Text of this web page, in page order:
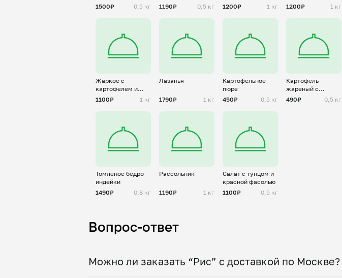
1500₽
0,5 кг
1190₽
0,5 кг 1200₽ 1 кг 1200₽ 1 кг
Жаркое с
картофелем и
курицей
1100₽ 1 кг
Лазанья
1790₽ 1 кг
Картофельное
пюре
450₽
0,5 кг
Картофель
жареный с
грибами
490₽ 0,5 кг
Томленое бедро
индейки
1490₽
0,8 кг
Рассольник
1190₽ 1 кг
Салат с тунцом и
красной фасолью
1100₽
0,5 кг
Вопрос-ответ
Можно ли заказать “Рис” с доставкой по Москве?